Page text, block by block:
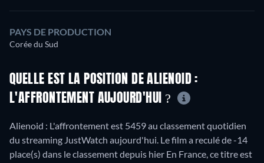
PAYS DE PRODUCTION
Corée du Sud
QUELLE EST LA POSITION DE ALIENOID :
L'AFFRONTEMENT AUJOURD'HUI ?
Alienoid : L'affrontement est 5459 au classement quotidien
du streaming JustWatch aujourd'hui. Le film a reculé de -14
place(s) dans le classement depuis hier En France, ce titre est